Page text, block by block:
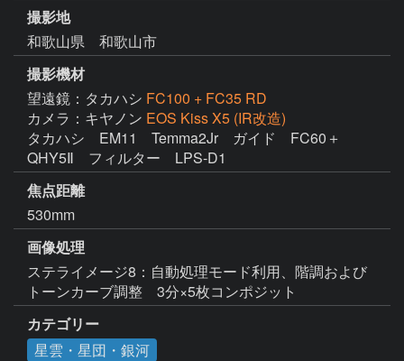
撮影地
和歌山県 和歌山市
撮影機材
望遠鏡：タカハシ FC100 + FC35 RD
カメラ：キヤノン EOS Kiss X5 (IR改造)
タカハシ　EM11　Temma2Jr　ガイド　FC60＋
QHY5Ⅱ　フィルター　LPS-D1
焦点距離
530mm
画像処理
ステライメージ8：自動処理モード利用、階調および
トーンカーブ調整　3分×5枚コンポジット
カテゴリー
星雲・星団・銀河